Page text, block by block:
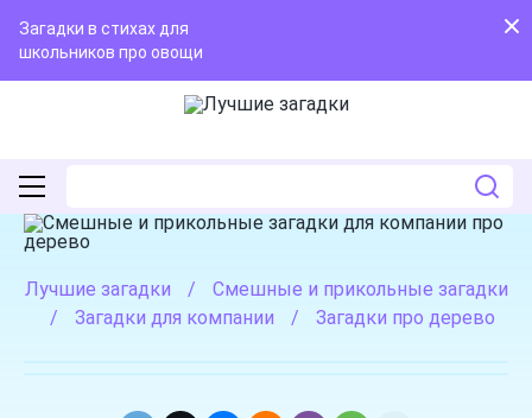
Загадки в стихах для
школьников про овощи
Лучшие загадки /
Смешные и прикольные загадки
/
Загадки для компании / Загадки про дерево